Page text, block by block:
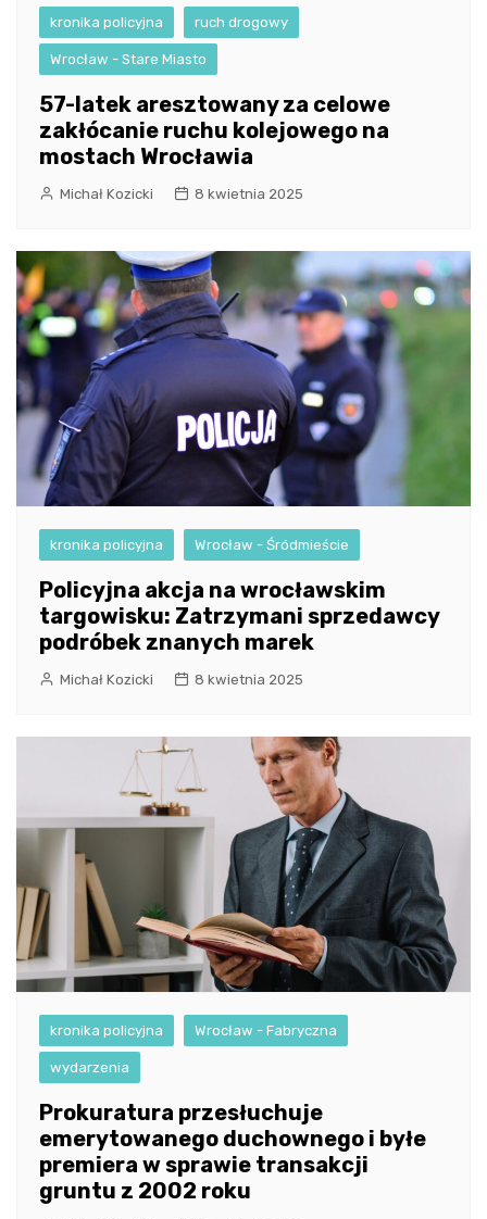
kronika policyjna ruch drogowy
Wrocław - Stare Miasto
57-latek aresztowany za celowe
zakłócanie ruchu kolejowego na
mostach Wrocławia
Michał Kozicki 8 kwietnia 2025
kronika policyjna Wrocław - Śródmieście
Policyjna akcja na wrocławskim
targowisku: Zatrzymani sprzedawcy
podróbek znanych marek
Michał Kozicki 8 kwietnia 2025
kronika policyjna Wrocław - Fabryczna
wydarzenia
Prokuratura przesłuchuje
emerytowanego duchownego i byłe
premiera w sprawie transakcji
gruntu z 2002 roku